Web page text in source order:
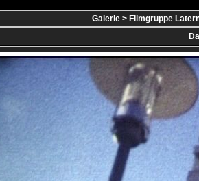
Galerie > Filmgruppe